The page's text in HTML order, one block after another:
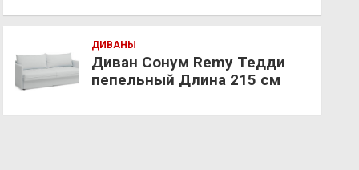
ДИВАНЫ
Диван Сонум Remy Тедди
пепельный Длина 215 см